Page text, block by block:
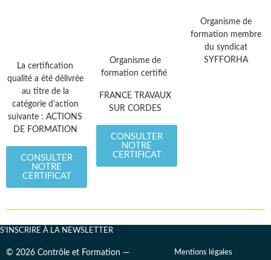
Organisme de
formation certifié
FRANCE TRAVAUX
SUR CORDES
CONSULTER
NOTRE
CERTIFICAT
Organisme de
formation membre
du syndicat
SYFFORHA
La certification
qualité a été délivrée
au titre de la
catégorie d’action
suivante : ACTIONS
DE FORMATION
CONSULTER
NOTRE
CERTIFICAT
S'INSCRIRE À LA NEWSLETTER
© 2026 Contrôle et Formation —
Mentions légales